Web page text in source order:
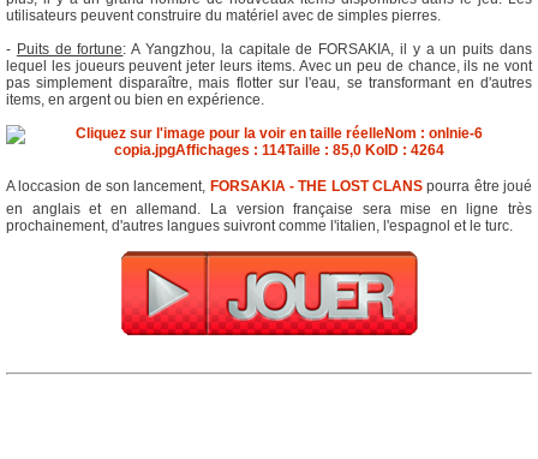
utilisateurs peuvent construire du matériel avec de simples pierres.
- Puits de fortune: A Yangzhou, la capitale de FORSAKIA, il y a un puits dans
lequel les joueurs peuvent jeter leurs items. Avec un peu de chance, ils ne vont
pas simplement disparaître, mais flotter sur l'eau, se transformant en d'autres
items, en argent ou bien en expérience.
A loccasion de son lancement, FORSAKIA - THE LOST CLANS pourra être joué
en anglais et en allemand. La version française sera mise en ligne très
prochainement, d'autres langues suivront comme l'italien, l'espagnol et le turc.